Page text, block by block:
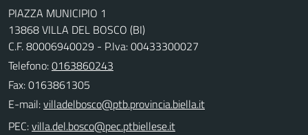
PIAZZA MUNICIPIO 1
13868 VILLA DEL BOSCO (BI)
C.F. 80006940029 - P.Iva: 00433300027
Telefono:0163860243
Fax: 0163861305
E-mail:
PEC: